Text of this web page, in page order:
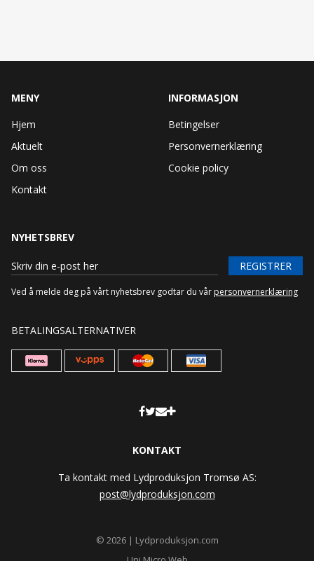
MENY
Hjem
Aktuelt
Om oss
Kontakt
INFORMASJON
Betingelser
Personvernerklæring
Cookie policy
NYHETSBREV
REGISTRER
Ved å melde deg på vårt nyhetsbrev godtar du vår personvernerklæring
BETALINGSALTERNATIVER
KONTAKT
Ta kontakt med Lydproduksjon Tromsø AS:
post@lydproduksjon.com
© 2026 | Lydproduksjon.com